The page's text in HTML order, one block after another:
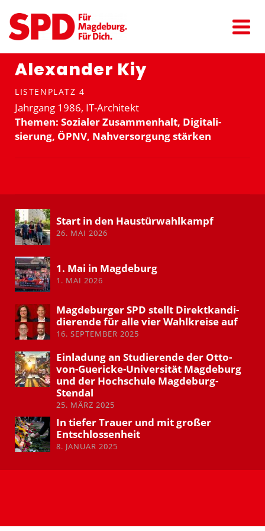
Alexander Kiy
LISTENPLATZ 4
Jahrgang 1986, IT-Architekt
Themen: Sozialer Zusam­menhalt, Digita­li­
sierung, ÖPNV, Nahver­sorgung stärken
Start in den Haustür­wahl­kampf
26. MAI 2026
1. Mai in Magdeburg
1. MAI 2026
Magde­burger SPD stellt Direkt­kan­di­
die­rende für alle vier Wahlkreise auf
16. SEPTEMBER 2025
Einladung an Studie­rende der Otto-
von-Guericke-Univer­sität Magdeburg
und der Hochschule Magdeburg-
Stendal
25. MÄRZ 2025
In tiefer Trauer und mit großer
Entschlos­senheit
8. JANUAR 2025